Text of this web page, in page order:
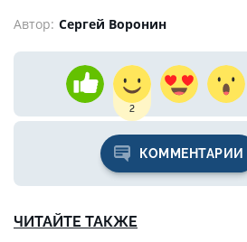
Автор: Сергей Воронин
2
КОММЕНТАРИИ
ЧИТАЙТЕ ТАКЖЕ